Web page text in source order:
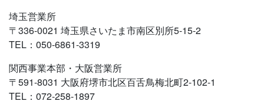
埼玉営業所
〒336-0021 埼玉県さいたま市南区別所5-15-2
TEL：050-6861-3319
関西事業本部・大阪営業所
〒591-8031 大阪府堺市北区百舌鳥梅北町2-102-1
TEL：072-258-1897